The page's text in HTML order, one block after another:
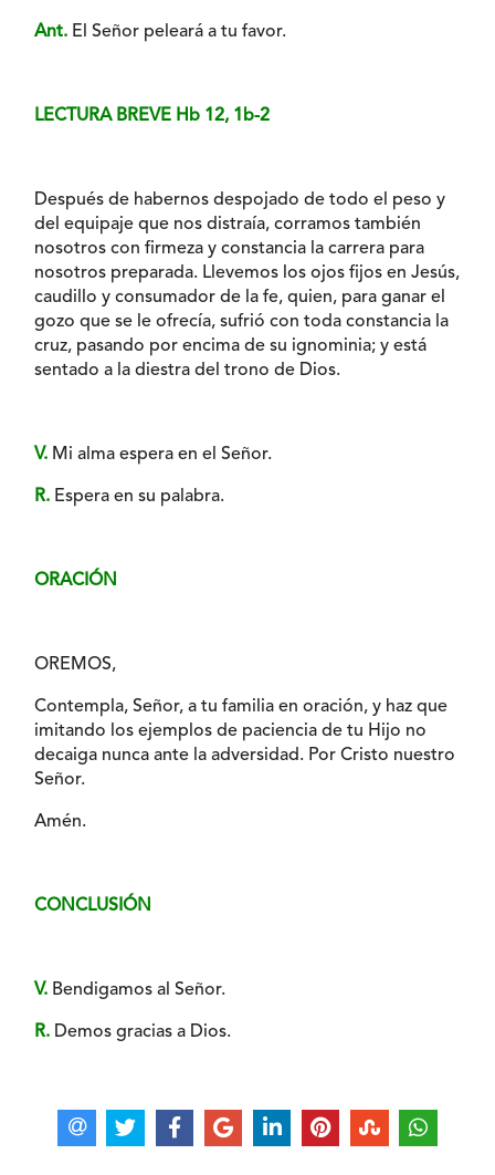
Ant. El Señor peleará a tu favor.
LECTURA BREVE Hb 12, 1b-2
Después de habernos despojado de todo el peso y
del equipaje que nos distraía, corramos también
nosotros con firmeza y constancia la carrera para
nosotros preparada. Llevemos los ojos fijos en Jesús,
caudillo y consumador de la fe, quien, para ganar el
gozo que se le ofrecía, sufrió con toda constancia la
cruz, pasando por encima de su ignominia; y está
sentado a la diestra del trono de Dios.
V. Mi alma espera en el Señor.
R. Espera en su palabra.
ORACIÓN
OREMOS,
Contempla, Señor, a tu familia en oración, y haz que
imitando los ejemplos de paciencia de tu Hijo no
decaiga nunca ante la adversidad. Por Cristo nuestro
Señor.
Amén.
CONCLUSIÓN
V. Bendigamos al Señor.
R. Demos gracias a Dios.